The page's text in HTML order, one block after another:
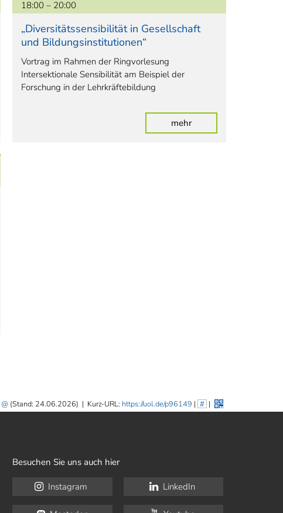
18:00 – 20:00
„Diversitätssensibilität in Gesellschaft
und Bildungsinstitutionen“
Vortrag im Rahmen der Ringvorlesung
Intersektionale Sensibilität am Beispiel der
Forschung in der Lehrkräftebildung
mehr
(Stand: 24.06.2026) | Kurz-URL: https://uol.de/p96149 | # |
Besuchen Sie uns auch hier
Instagram LinkedIn